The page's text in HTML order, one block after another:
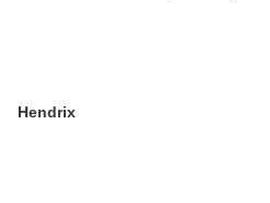
Hendrix